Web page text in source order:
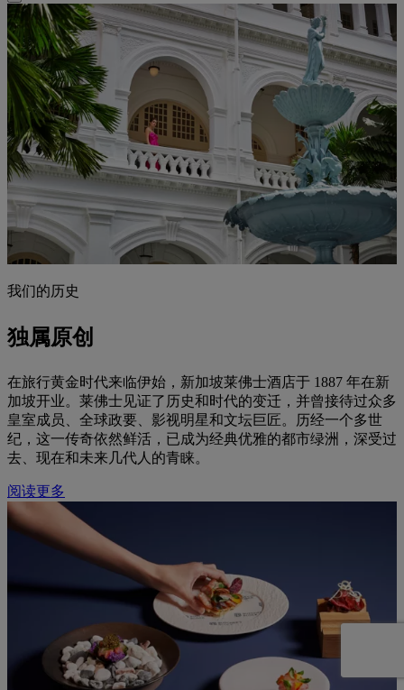
我们的历史
独属原创
在旅行黄金时代来临伊始，新加坡莱佛士酒店于 1887 年在新
加坡开业。莱佛士见证了历史和时代的变迁，并曾接待过众多
皇室成员、全球政要、影视明星和文坛巨匠。历经一个多世
纪，这一传奇依然鲜活，已成为经典优雅的都市绿洲，深受过
去、现在和未来几代人的青睐。
阅读更多